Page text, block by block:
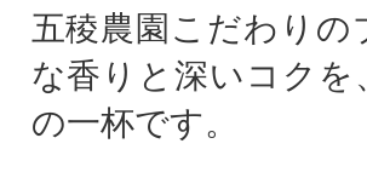
五稜農園こだわり
な香りと深いコク
の一杯です。